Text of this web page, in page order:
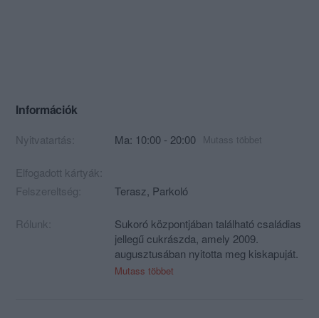
Információk
Nyitvatartás: Ma: 10:00 - 20:00 Mutass többet
Elfogadott kártyák:
Felszereltség:
Terasz, Parkoló
Rólunk:
Sukoró központjában található családias
jellegű cukrászda, amely 2009.
augusztusában nyitotta meg kiskapuját.
Kínálatunkban a jól ismert, közkedvelt
Mutass többet